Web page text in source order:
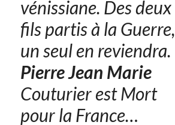
vénissiane. Des deux
fils partis à la Guerre,
un seul en reviendra.
Pierre Jean Marie
Couturier est Mort
pour la France…